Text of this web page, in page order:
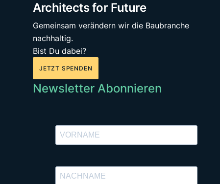
Architects for Future
Gemeinsam verändern wir die Baubranche
nachhaltig.
Bist Du dabei?
JETZT SPENDEN
Newsletter Abonnieren